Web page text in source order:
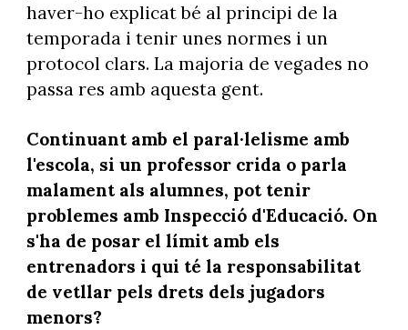
haver-ho explicat bé al principi de la
temporada i tenir unes normes i un
protocol clars. La majoria de vegades no
passa res amb aquesta gent.
Continuant amb el paral·lelisme amb
l'escola, si un professor crida o parla
malament als alumnes, pot tenir
problemes amb Inspecció d'Educació. On
s'ha de posar el límit amb els
entrenadors i qui té la responsabilitat
de vetllar pels drets dels jugadors
menors?